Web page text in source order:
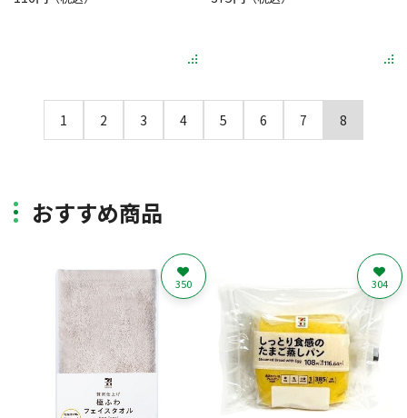
1 2 3 4 5 6 7 8
おすすめ商品
350 304